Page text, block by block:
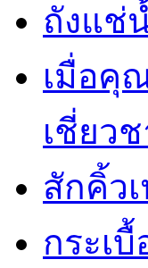
ถังแช่
เมื่อคุ
เชี่ยว
สักคิ้ว
กระเ